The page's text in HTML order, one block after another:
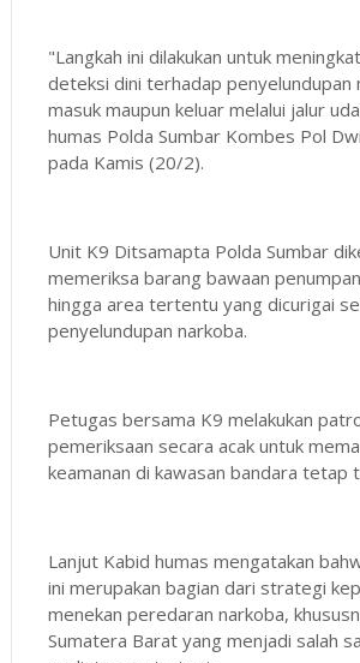
"Langkah ini dilakukan untuk
deteksi dini terhadap penyelundupan
masuk maupun keluar melalui jalur
humas Polda Sumbar Kombes Pol
pada Kamis (20/2).
Unit K9 Ditsamapta Polda Sumbar
memeriksa barang bawaan
hingga area tertentu yang dicurigai
penyelundupan narkoba.
Petugas bersama K9 melakukan
pemeriksaan secara acak untuk
keamanan di kawasan bandara tetap
Lanjut Kabid humas mengatakan
ini merupakan bagian dari strategi
menekan peredaran narkoba,
Sumatera Barat yang menjadi salah